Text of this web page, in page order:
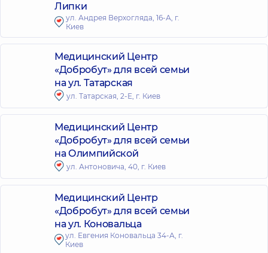
Липки
ул. Андрея Верхогляда, 16-А, г.
Киев
Медицинский Центр
«Добробут» для всей семьи
на ул. Татарская
ул. Татарская, 2-Е, г. Киев
Медицинский Центр
«Добробут» для всей семьи
на Олимпийской
ул. Антоновича, 40, г. Киев
Медицинский Центр
«Добробут» для всей семьи
на ул. Коновальца
ул. Евгения Коновальца 34-А, г.
Киев